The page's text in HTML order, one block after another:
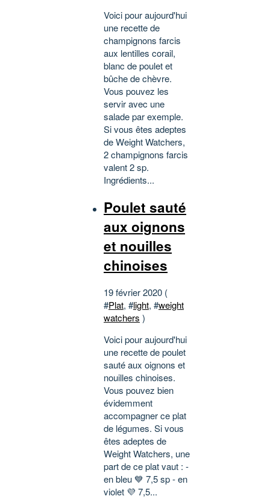
Voici pour aujourd'hui
une recette de
champignons farcis
aux lentilles corail,
blanc de poulet et
bûche de chèvre.
Vous pouvez les
servir avec une
salade par exemple.
Si vous êtes adeptes
de Weight Watchers,
2 champignons farcis
valent 2 sp.
Ingrédients...
Poulet sauté
aux oignons
et nouilles
chinoises
19 février 2020 (
#Plat, #light, #weight
watchers )
Voici pour aujourd'hui
une recette de poulet
sauté aux oignons et
nouilles chinoises.
Vous pouvez bien
évidemment
accompagner ce plat
de légumes. Si vous
êtes adeptes de
Weight Watchers, une
part de ce plat vaut : -
en bleu 💙 7,5 sp - en
violet 💜 7,5...